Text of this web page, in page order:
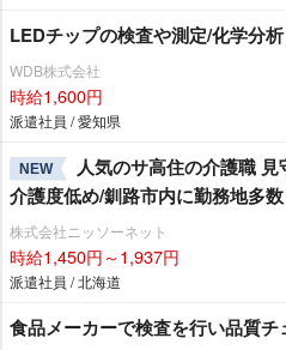
LEDチップの検査や測定/化学分析
WDB株式会社
時給1,600円
派遣社員 / 愛知県
NEW
人気のサ高住の介護職
介護度低め/釧路市内に勤務地多数
株式会社ニッソーネット
時給1,450円～1,937円
派遣社員 / 北海道
食品メーカーで検査を行い品質